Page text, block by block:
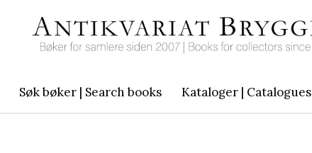
Søk bøker | Search books Kataloger | Catalogues